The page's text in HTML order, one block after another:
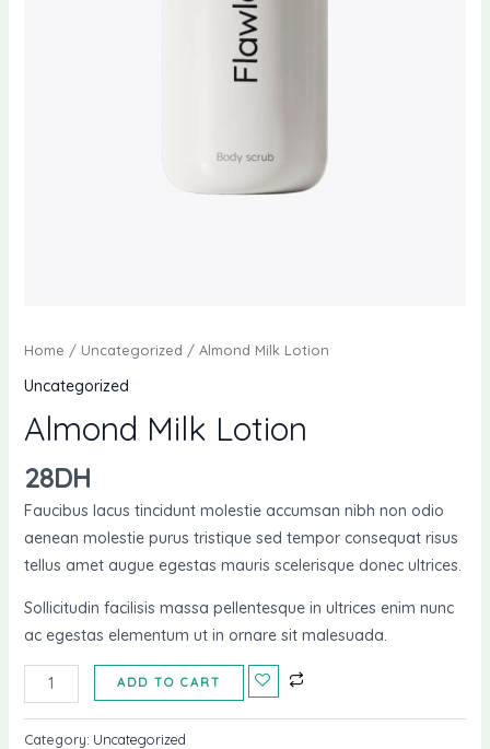
Home / Uncategorized / Almond Milk Lotion
Uncategorized
Almond Milk Lotion
28DH
Faucibus lacus tincidunt molestie accumsan nibh non odio
aenean molestie purus tristique sed tempor consequat risus
tellus amet augue egestas mauris scelerisque donec ultrices.
Sollicitudin facilisis massa pellentesque in ultrices enim nunc
ac egestas elementum ut in ornare sit malesuada.
ADD TO CART
Category: Uncategorized